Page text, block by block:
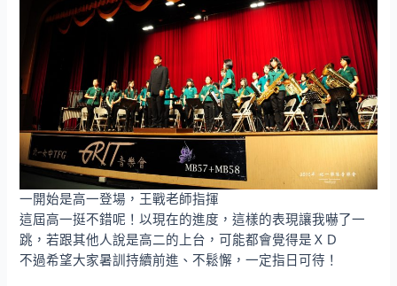
一開始是高一登場，王戰老師指揮
這屆高一挺不錯呢！以現在的進度，這樣的表現讓我嚇了一
跳，若跟其他人說是高二的上台，可能都會覺得是ＸＤ
不過希望大家暑訓持續前進、不鬆懈，一定指日可待！